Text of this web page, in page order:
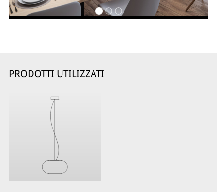
PRODOTTI UTILIZZATI